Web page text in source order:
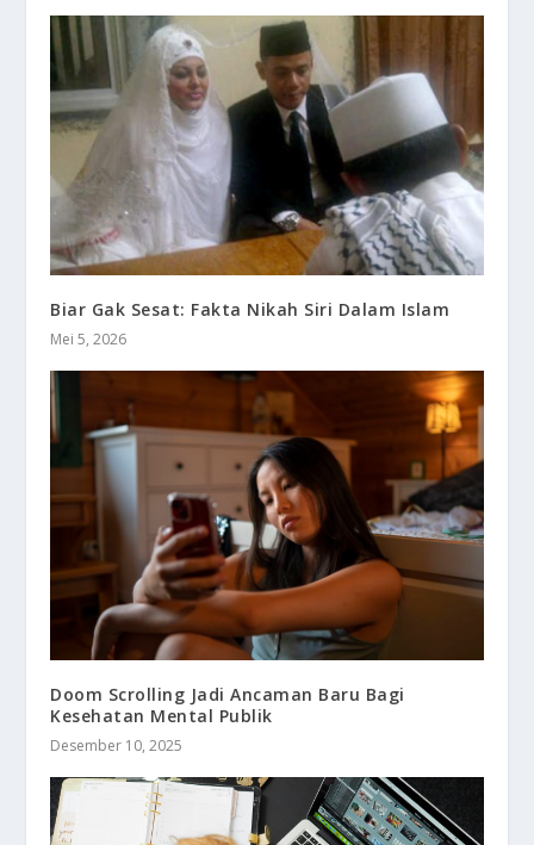
Biar Gak Sesat: Fakta Nikah Siri Dalam Islam
Mei 5, 2026
Doom Scrolling Jadi Ancaman Baru Bagi
Kesehatan Mental Publik
Desember 10, 2025